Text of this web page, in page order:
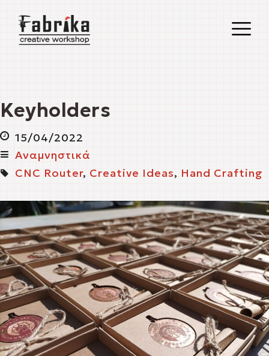
Keyholders
15/04/2022
Αναμνηστικά
CNC Router, Creative Ideas, Hand Crafting